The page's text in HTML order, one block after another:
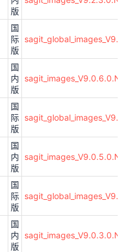
版
国
际
版
国
内
版
国
际
版
国
内
版
国
际
版
国
内
版